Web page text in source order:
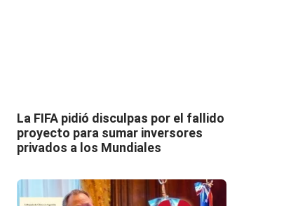
La FIFA pidió disculpas por el fallido
proyecto para sumar inversores
privados a los Mundiales